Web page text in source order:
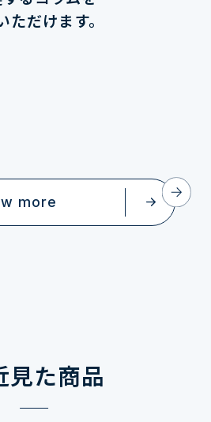
ただけます。
more
見た商品